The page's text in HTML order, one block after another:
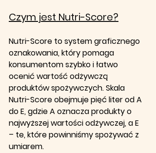
Czym jest Nutri-Score?
Nutri-Score to system graficznego
oznakowania, który pomaga
konsumentom szybko i łatwo
ocenić wartość odżywczą
produktów spożywczych. Skala
Nutri-Score obejmuje pięć liter od A
do E, gdzie A oznacza produkty o
najwyższej wartości odżywczej, a E
– te, które powinniśmy spożywać z
umiarem.